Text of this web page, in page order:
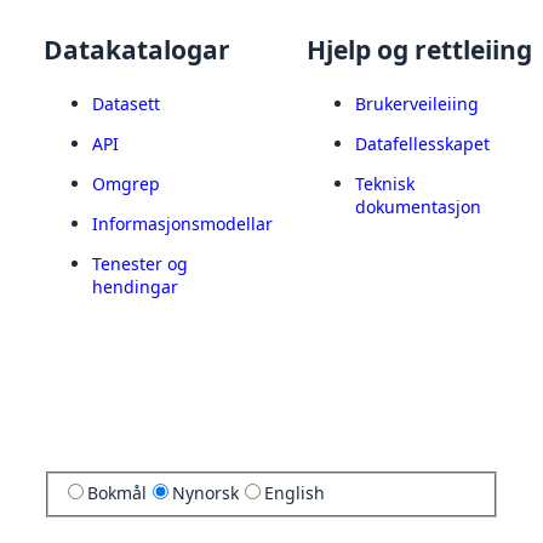
Datakatalogar
Datasett
API
Omgrep
Informasjonsmodellar
Tenester og
hendingar
Hjelp og rettleiing
Brukerveileiing
Datafellesskapet
Teknisk
dokumentasjon
Bokmål Nynorsk English